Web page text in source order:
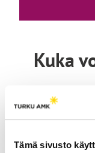
Tämä sivusto
Kuka
Voit hakea
tai Suomessa